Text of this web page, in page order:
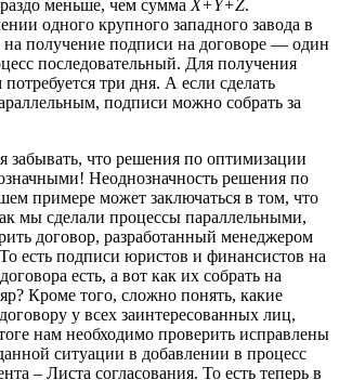
меньше, чем сумма X+Y+Z.
одного крупного западного завода в
на получение подписи на договоре — один
последовательный. Для получения
три дня. А если сделать
подписи можно собрать за
забывать, что решения по оптимизации
Неоднозначность решения по
примере может заключаться в том, что
мы сделали процессы параллельными,
договор, разработанный менеджером
есть подписи юристов и финансистов на
есть, а вот как их собрать на
Кроме того, сложно понять, какие
у всех заинтересованных лиц,
нам необходимо проверить исправлены
ситуации в добавлении в процесс
– Листа согласования. То есть теперь в